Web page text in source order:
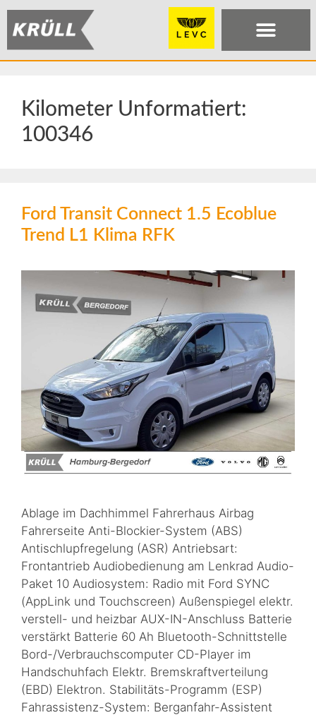
Kilometer Unformatiert:
100346
Ford Transit Connect 1.5 Ecoblue
Trend L1 Klima RFK
Ablage im Dachhimmel Fahrerhaus Airbag
Fahrerseite Anti-Blockier-System (ABS)
Antischlupfregelung (ASR) Antriebsart:
Frontantrieb Audiobedienung am Lenkrad Audio-
Paket 10 Audiosystem: Radio mit Ford SYNC
(AppLink und Touchscreen) Außenspiegel elektr.
verstell- und heizbar AUX-IN-Anschluss Batterie
verstärkt Batterie 60 Ah Bluetooth-Schnittstelle
Bord-/Verbrauchscomputer CD-Player im
Handschuhfach Elektr. Bremskraftverteilung
(EBD) Elektron. Stabilitäts-Programm (ESP)
Fahrassistenz-System: Berganfahr-Assistent